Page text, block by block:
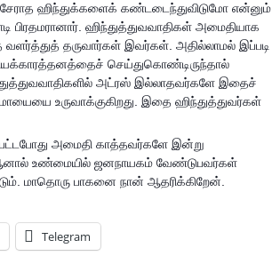
ஹிந்துக்களைக் கண்டடைந்துவிடுமோ என்னும்
பிரதமரானார். ஹிந்துத்துவவாதிகள் அமைதியாக
வளர்த்துத் தருவார்கள் இவர்கள். அதில்லாமல் இப்படி
செய்துகொண்டிருந்தால்
அட்ரஸ் இல்லாதவர்களே இதைச்
உருவாக்குகிறது. இதை ஹிந்துத்துவர்கள்
அமைதி காத்தவர்களே இன்று
ஆனால் உண்மையில் ஜனநாயகம் வேண்டுபவர்கள்
மாதொரு பாகனை நான் ஆதரிக்கிறேன்.
Telegram